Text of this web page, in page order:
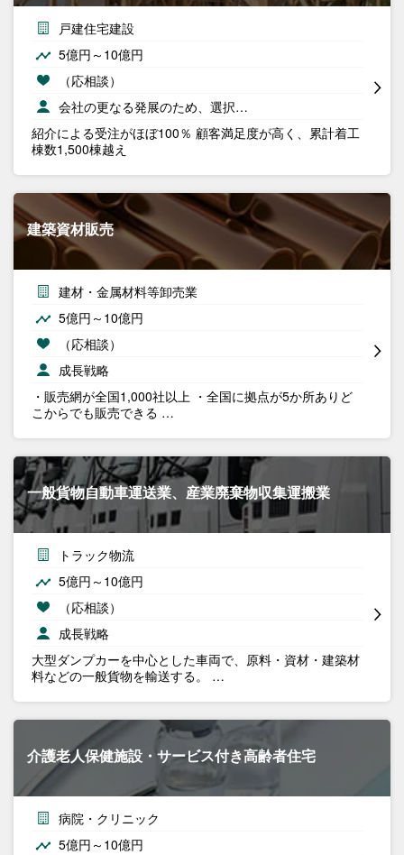
戸建住宅建設
5億円～10億円
（応相談）
会社の更なる発展のため、選択…
紹介による受注がほぼ100％ 顧客満足度が高く、累計着工
棟数1,500棟越え
建築資材販売
建材・金属材料等卸売業
5億円～10億円
（応相談）
成長戦略
・販売網が全国1,000社以上 ・全国に拠点が5か所ありど
こからでも販売できる …
一般貨物自動車運送業、産業廃棄物収集運搬業
トラック物流
5億円～10億円
（応相談）
成長戦略
大型ダンプカーを中心とした車両で、原料・資材・建築材
料などの一般貨物を輸送する。 …
介護老人保健施設・サービス付き高齢者住宅
病院・クリニック
5億円～10億円